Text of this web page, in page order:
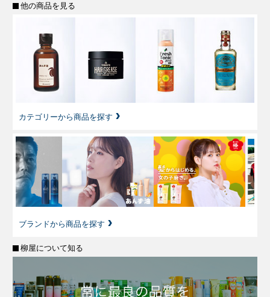
他の商品を見る
カテゴリーから商品を探す
ブランドから商品を探す
柳屋について知る